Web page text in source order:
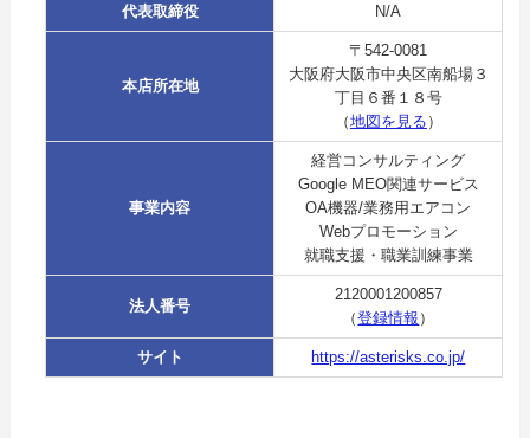
代表取締役 N/A
本店所在地
〒542-0081
大阪府大阪市中央区南船場３
丁目６番１８号
（地図を見る ）
事業内容
経営コンサルティング
Google MEO関連サービス
OA機器/業務用エアコン
Webプロモーション
就職支援・職業訓練事業
法人番号
2120001200857
（登録情報 ）
サイト https://asterisks.co.jp/